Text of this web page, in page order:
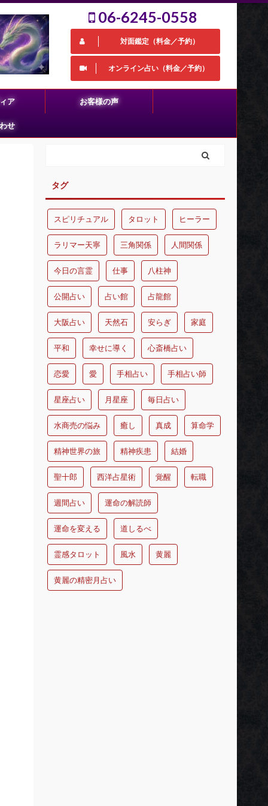
06-6245-0558
対面鑑定（料金／予約）
オンライン占い（料金／予約）
ア お客様の声
せ
タグ
スピリチュアル タロット ヒーラー
ラリマー天寧 三角関係 人間関係
今日の言霊 仕事 八柱神
公開占い 占い館 占龍館
大阪占い 天然石 安らぎ 家庭
平和 幸せに導く 心斎橋占い
恋愛 愛 手相占い 手相占い師
星座占い 月星座 毎日占い
水商売の悩み 癒し 真成 算命学
精神世界の旅 精神疾患 結婚
聖十郎 西洋占星術 覚醒 転職
週間占い 運命の解読師
運命を変える 道しるべ
霊感タロット 風水 黄麗
黄麗の精密月占い